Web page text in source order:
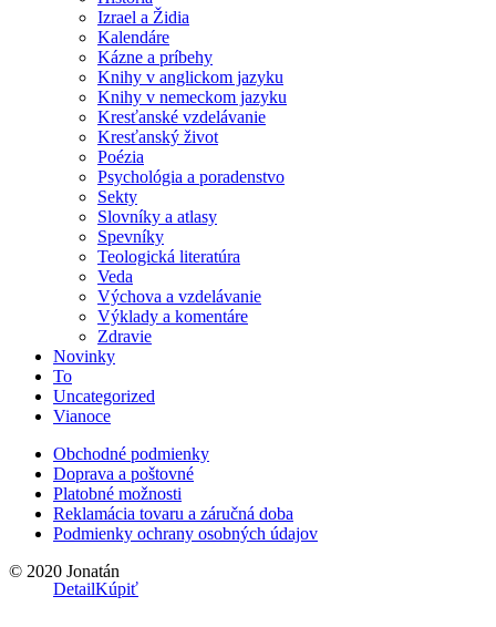
DetailKúpiť
Izrael a Židia
Kalendáre
Kázne a príbehy
Knihy v anglickom jazyku
Knihy v nemeckom jazyku
Kresťanské vzdelávanie
Kresťanský život
Poézia
Psychológia a poradenstvo
Sekty
Slovníky a atlasy
Spevníky
Teologická literatúra
Veda
Výchova a vzdelávanie
Výklady a komentáre
Zdravie
Novinky
To
Uncategorized
Vianoce
Obchodné podmienky
Doprava a poštovné
Platobné možnosti
Reklamácia tovaru a záručná doba
Podmienky ochrany osobných údajov
© 2020 Jonatán